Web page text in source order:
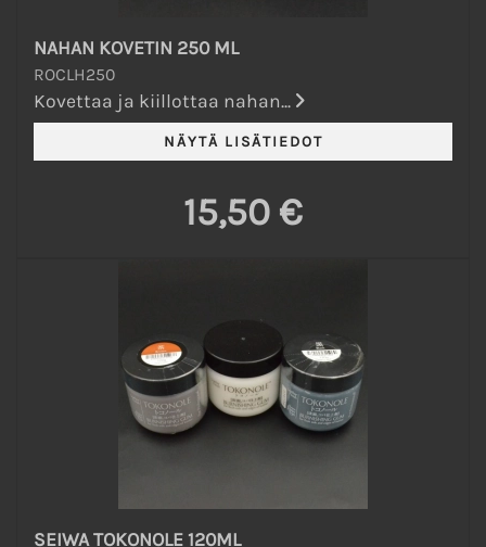
NAHAN KOVETIN 250 ML
ROCLH250
Kovettaa ja kiillottaa nahan...
15,50 €
SEIWA TOKONOLE 120ML